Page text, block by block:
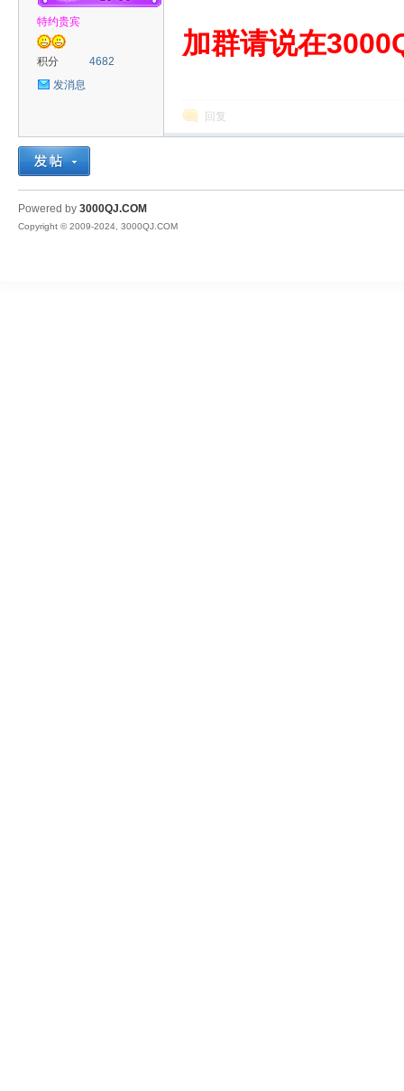
QJ
特约贵宾
积分
4682
发消息
加群请说在
回复
Powered by 3000QJ.COM
Copyright © 2009-2024, 3000QJ.COM